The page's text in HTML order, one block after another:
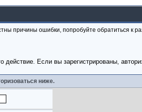
причины ошибки, попробуйте обратиться к
действие. Если вы зарегистрированы,
ниже.